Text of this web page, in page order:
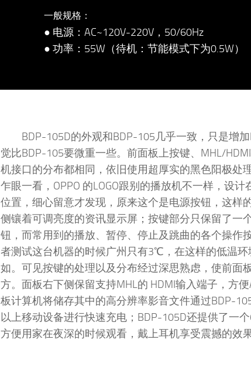
一般规格：
● 电源：AC~120V-220V，50/60Hz
● 功率：55W（待机：节能模式下为0.5W）
BDP-105D的外观和BDP-105几乎一致，只是增
觉比BDP-105要微重一些。前面板上按键、MHL/
机接口的分布都相同，依旧使用超厚实的黑色阳极处
乍眼一看，OPPO 的LOGO跟别的播放机不一样，设
位置，细心留意才发现，原来这个是电源按钮，这样
侧镶着可调亮度的资讯显示屏；按键部分只保留了一
钮，而常用到的播放、暂停、停止及跳曲的各个操作
者测试这台机器的时候广州只有3℃，在这样的低温环
如。可见按键的处理以及分布经过深思熟虑，使前面
方。面板右下侧保留支持MHL的 HDMI输入端子，方
板计算机将储存其中的高分辨率影音文件通过BDP-
以上移动设备进行快速充电；BDP-105D还提供了一
方便用家在夜深的时候观看，戴上耳机享受震撼的效